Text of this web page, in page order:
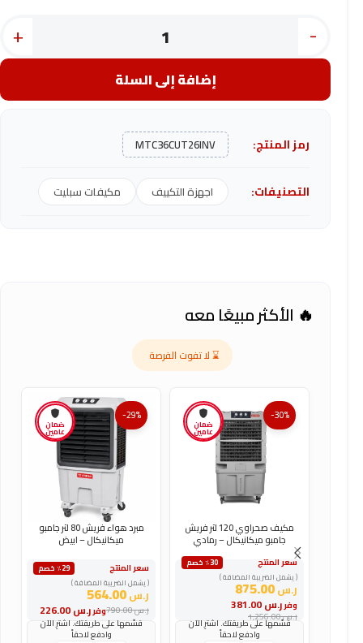
-
+
إضافة إلى السلة
رمز المنتج: MTC36CUT26INV
التصنيفات: اجهزة التكييف مكيفات سبليت
🔥 الأكثر مبيعًا معه
⌛ لا تفوت الفرصة
ضمان
عامين
-30%
مكيف صحراوي 120 لتر فريش
جامبو ميكانيكال – رمادي
سعر المنتج
٪30 خصم
( يشمل الضريبة المضافة )
ر.س875.00
وفرر.س
ر.س1,256.00
قسّمها على طريقتك. اشترِ الآن
وادفع لاحقاً
ضمان
عامين
-29%
مبرد هواء فريش 80 لتر جامبو
ميكانيكال – ابيض
سعر المنتج
٪29 خصم
( يشمل الضريبة المضافة )
ر.س564.00
وفرر.س ر.س790.00
قسّمها على طريقتك. اشترِ الآن
وادفع لاحقاً